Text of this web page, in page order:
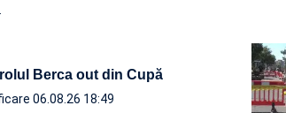
Berca out din Cupă
06.08.26 18:49